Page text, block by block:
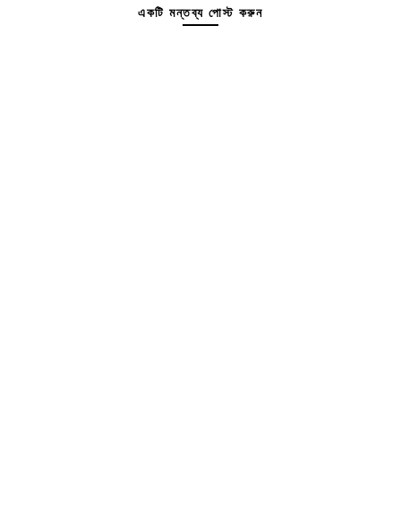
একটি মন্তব্য পোস্ট করুন